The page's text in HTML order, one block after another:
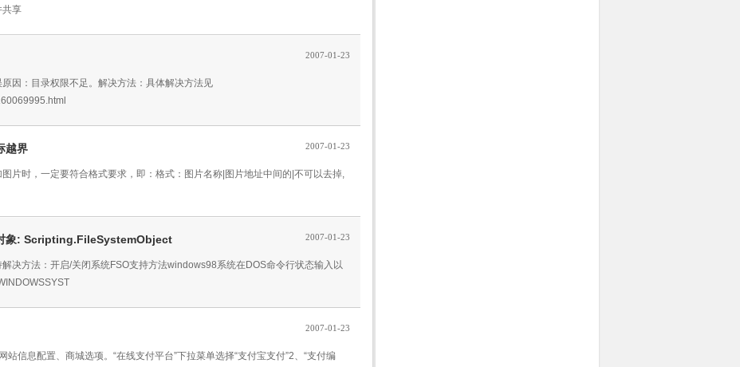
共享
2007-01-23
因：目录权限不足。解决方法：具体解决方法见
越界 2007-01-23
片时，一定要符合格式要求，即：格式：图片名称|图片地址中间的|不可以去掉,
象: Scripting.FileSystemObject 2007-01-23
决方法：开启/关闭系统FSO支持方法windows98系统在DOS命令行状态输入以
2007-01-23
信息配置、商城选项。“在线支付平台”下拉菜单选择“支付宝支付”2、“支付编